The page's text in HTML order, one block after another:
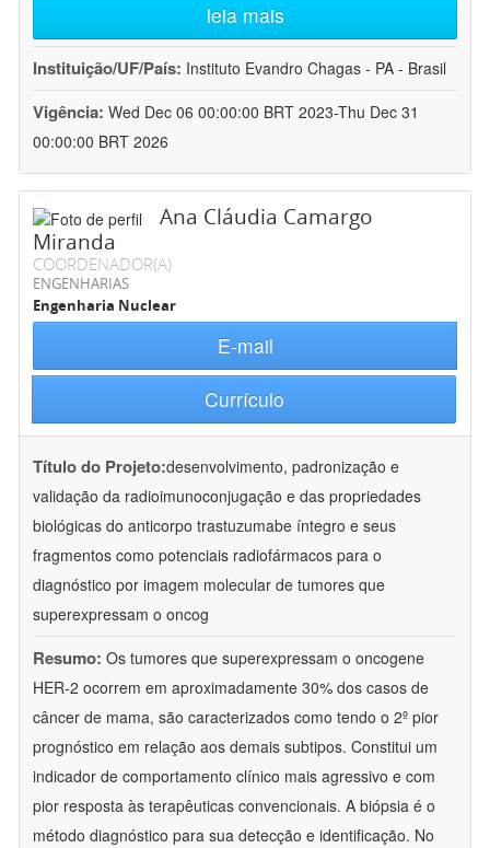
leia mais
Instituição/UF/País: Instituto Evandro Chagas - PA - Brasil
Vigência: Wed Dec 06 00:00:00 BRT 2023-Thu Dec 31
00:00:00 BRT 2026
Ana Cláudia Camargo
Miranda
COORDENADOR(A)
ENGENHARIAS
Engenharia Nuclear
E-mail
Currículo
Título do Projeto:desenvolvimento, padronização e
validação da radioimunoconjugação e das propriedades
biológicas do anticorpo trastuzumabe íntegro e seus
fragmentos como potenciais radiofármacos para o
diagnóstico por imagem molecular de tumores que
superexpressam o oncog
Resumo: Os tumores que superexpressam o oncogene
HER-2 ocorrem em aproximadamente 30% dos casos de
câncer de mama, são caracterizados como tendo o 2º pior
prognóstico em relação aos demais subtipos. Constitui um
indicador de comportamento clínico mais agressivo e com
pior resposta às terapêuticas convencionais. A biópsia é o
método diagnóstico para sua detecção e identificação. No